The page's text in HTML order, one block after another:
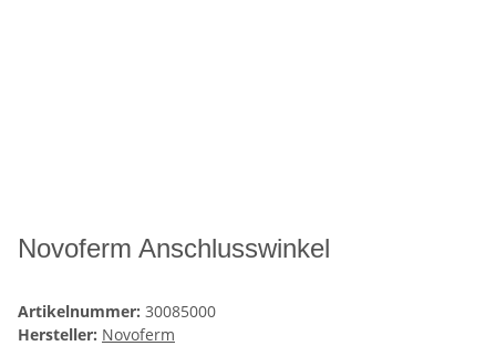
Novoferm Anschlusswinkel
Artikelnummer: 30085000
Hersteller: Novoferm